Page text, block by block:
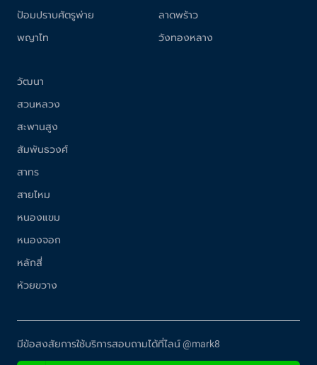
ป้อมปราบศัตรูพ่าย
พญาไท
ลาดพร้าว
วังทองหลาง
วัฒนา
สวนหลวง
สะพานสูง
สัมพันธวงศ์
สาทร
สายไหม
หนองแขม
หนองจอก
หลักสี่
ห้วยขวาง
มีข้อสงสัยการใช้บริการสอบถามได้ที่ไลน์ @mark8